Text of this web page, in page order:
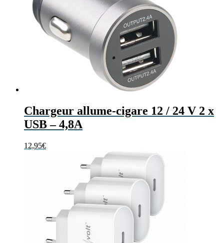
Chargeur allume-cigare 12 / 24 V 2 x
USB – 4,8A
12,95€